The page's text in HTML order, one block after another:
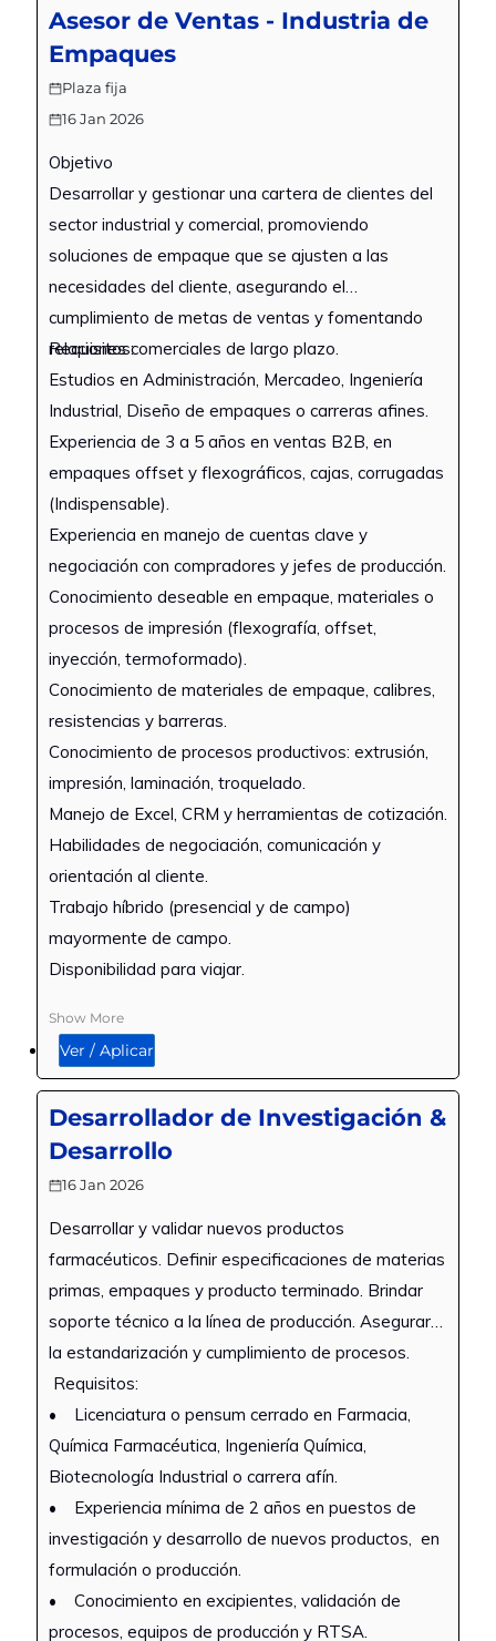
idealmente experiencia en el manejo de
Canva u otros programas de diseño
Habilidades y experiencia negociando
con proveedores y clientes, así como
también organizando eventos de
promoción y marketing
Se requiere alguien con excelente
presentación personal, habilidad de
comunicación, dinamismo y
proactividad
Disponibilidad para laborar en zona 10,
en horario de lunes a viernes tiempo
completo, y disponibilidad para cubrir
eventos fines de semana
Asesor de Ventas - Industria de
Empaques
Plaza fija
16 Jan 2026
Objetivo
Desarrollar y gestionar una cartera de clientes del
sector industrial y comercial, promoviendo
soluciones de empaque que se ajusten a las
necesidades del cliente, asegurando el
cumplimiento de metas de ventas y fomentando
relaciones comerciales de largo plazo.
Requisitos:
Estudios en Administración, Mercadeo, Ingeniería
Industrial, Diseño de empaques o carreras afines.
Experiencia de 3 a 5 años en ventas B2B, en
empaques offset y flexográficos, cajas, corrugadas
(Indispensable).
Experiencia en manejo de cuentas clave y
negociación con compradores y jefes de producción.
Conocimiento deseable en empaque, materiales o
procesos de impresión (flexografía, offset,
inyección, termoformado).
Conocimiento de materiales de empaque, calibres,
resistencias y barreras.
Conocimiento de procesos productivos: extrusión,
impresión, laminación, troquelado.
Manejo de Excel, CRM y herramientas de cotización.
Habilidades de negociación, comunicación y
orientación al cliente.
Trabajo híbrido (presencial y de campo)
mayormente de campo.
Disponibilidad para viajar.
Show More
Ver / Aplicar
Desarrollador de Investigación &
Desarrollo
16 Jan 2026
Desarrollar y validar nuevos productos
farmacéuticos. Definir especificaciones de materias
primas, empaques y producto terminado. Brindar
soporte técnico a la línea de producción. Asegurar
la estandarización y cumplimiento de procesos.
Requisitos:
• Licenciatura o pensum cerrado en Farmacia,
Química Farmacéutica, Ingeniería Química,
Biotecnología Industrial o carrera afín.
• Experiencia mínima de 2 años en puestos de
investigación y desarrollo de nuevos productos, en
formulación o producción.
• Conocimiento en excipientes, validación de
procesos, equipos de producción y RTSA.